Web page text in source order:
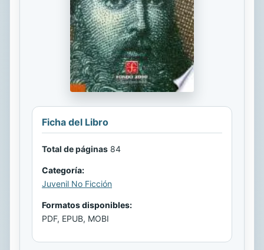
Ficha del Libro
Total de páginas 84
Categoría:
Juvenil No Ficción
Formatos disponibles:
PDF, EPUB, MOBI